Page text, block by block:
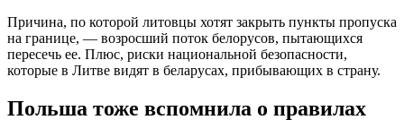
Причина, по которой литовцы хотят закрыть пункты пропуска
на границе, — возросший поток белорусов, пытающихся
пересечь ее. Плюс, риски национальной безопасности,
которые в Литве видят в беларусах, прибывающих в страну.
Польша тоже вспомнила о правилах